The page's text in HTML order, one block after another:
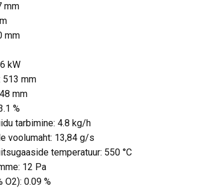
mm
mm
kW
513 mm
mm
%
tarbimine: 4.8 kg/h
voolumaht: 13,84 g/s
temperatuur: 550 °C
12 Pa
O2): 0.09 %